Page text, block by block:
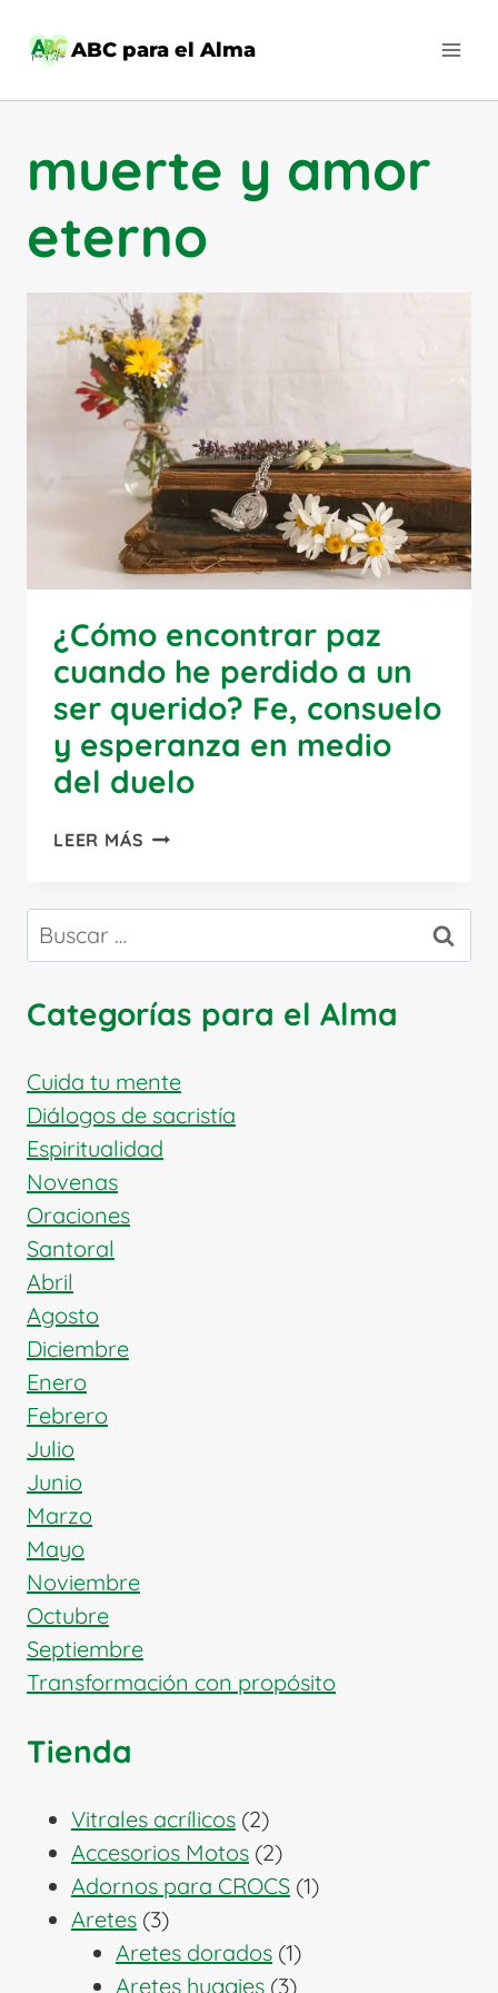
ABC para el Alma
muerte y amor
eterno
¿Cómo encontrar paz
cuando he perdido a un
ser querido? Fe, consuelo
y esperanza en medio
del duelo
LEER MÁS ¿CÓMO
CUANDO
PERDIDO
UN
QUERIDO?
FE,
CONSUELO
Y
Buscar:
Categorías para el Alma
Cuida tu mente
Diálogos de sacristía
Espiritualidad
Novenas
Oraciones
Santoral
Abril
Agosto
Diciembre
Enero
Febrero
Julio
Junio
Marzo
Mayo
Noviembre
Octubre
Septiembre
Transformación con propósito
Tienda
Vitrales acrílicos 22
productos
Accesorios Motos 22
productos
Adornos para CROCS 11
Aretes 33
productos
Aretes dorados 11
producto
Aretes huggies 33